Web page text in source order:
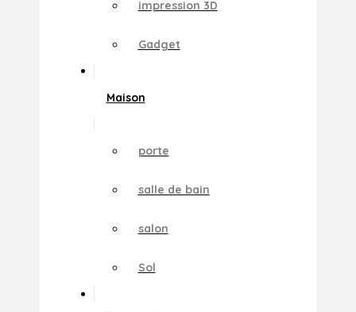
impression 3D
Gadget
Maison
porte
salle de bain
salon
Sol